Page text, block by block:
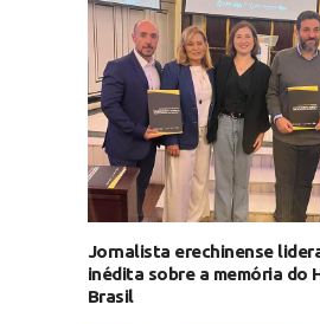
Jornalista erechinense
inédita sobre a memória do
Brasil